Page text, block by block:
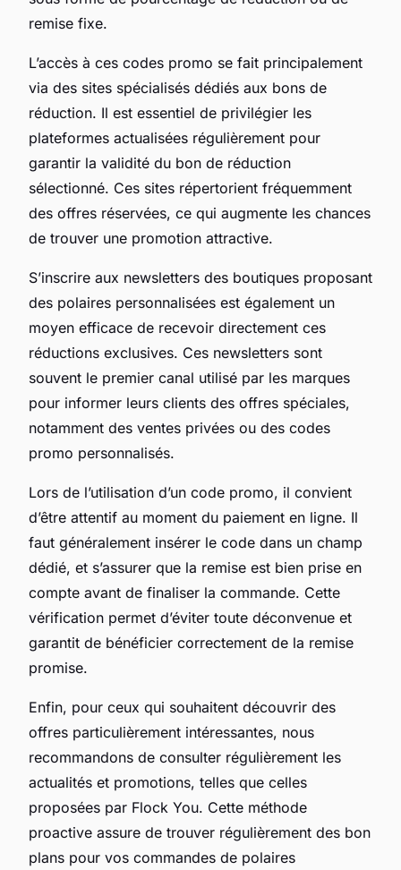
remise fixe.
L’accès à ces codes promo se fait principalement
via des sites spécialisés dédiés aux bons de
réduction. Il est essentiel de privilégier les
plateformes actualisées régulièrement pour
garantir la validité du bon de réduction
sélectionné. Ces sites répertorient fréquemment
des offres réservées, ce qui augmente les chances
de trouver une promotion attractive.
S’inscrire aux newsletters des boutiques proposant
des polaires personnalisées est également un
moyen efficace de recevoir directement ces
réductions exclusives. Ces newsletters sont
souvent le premier canal utilisé par les marques
pour informer leurs clients des offres spéciales,
notamment des ventes privées ou des codes
promo personnalisés.
Lors de l’utilisation d’un code promo, il convient
d’être attentif au moment du paiement en ligne. Il
faut généralement insérer le code dans un champ
dédié, et s’assurer que la remise est bien prise en
compte avant de finaliser la commande. Cette
vérification permet d’éviter toute déconvenue et
garantit de bénéficier correctement de la remise
promise.
Enfin, pour ceux qui souhaitent découvrir des
offres particulièrement intéressantes, nous
recommandons de consulter régulièrement les
actualités et promotions, telles que celles
proposées par Flock You. Cette méthode
proactive assure de trouver régulièrement des bon
plans pour vos commandes de polaires